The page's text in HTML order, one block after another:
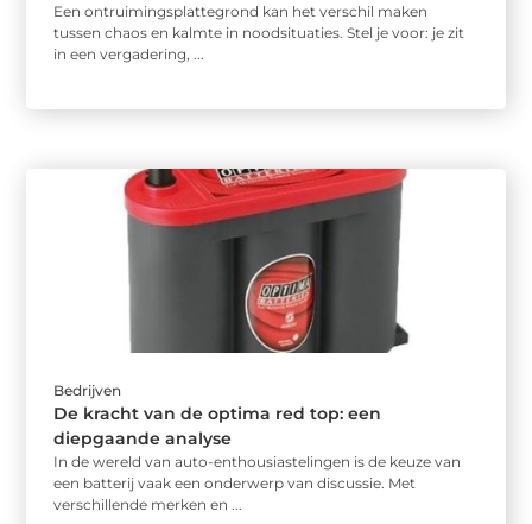
Een ontruimingsplattegrond kan het verschil maken
tussen chaos en kalmte in noodsituaties. Stel je voor: je zit
in een vergadering, ...
Bedrijven
De kracht van de optima red top: een
diepgaande analyse
In de wereld van auto-enthousiastelingen is de keuze van
een batterij vaak een onderwerp van discussie. Met
verschillende merken en ...